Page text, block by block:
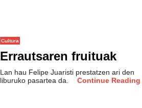
Cultura
Errautsaren fruituak
Lan hau Felipe Juaristi prestatzen ari den
liburuko pasartea da.
Continue Reading